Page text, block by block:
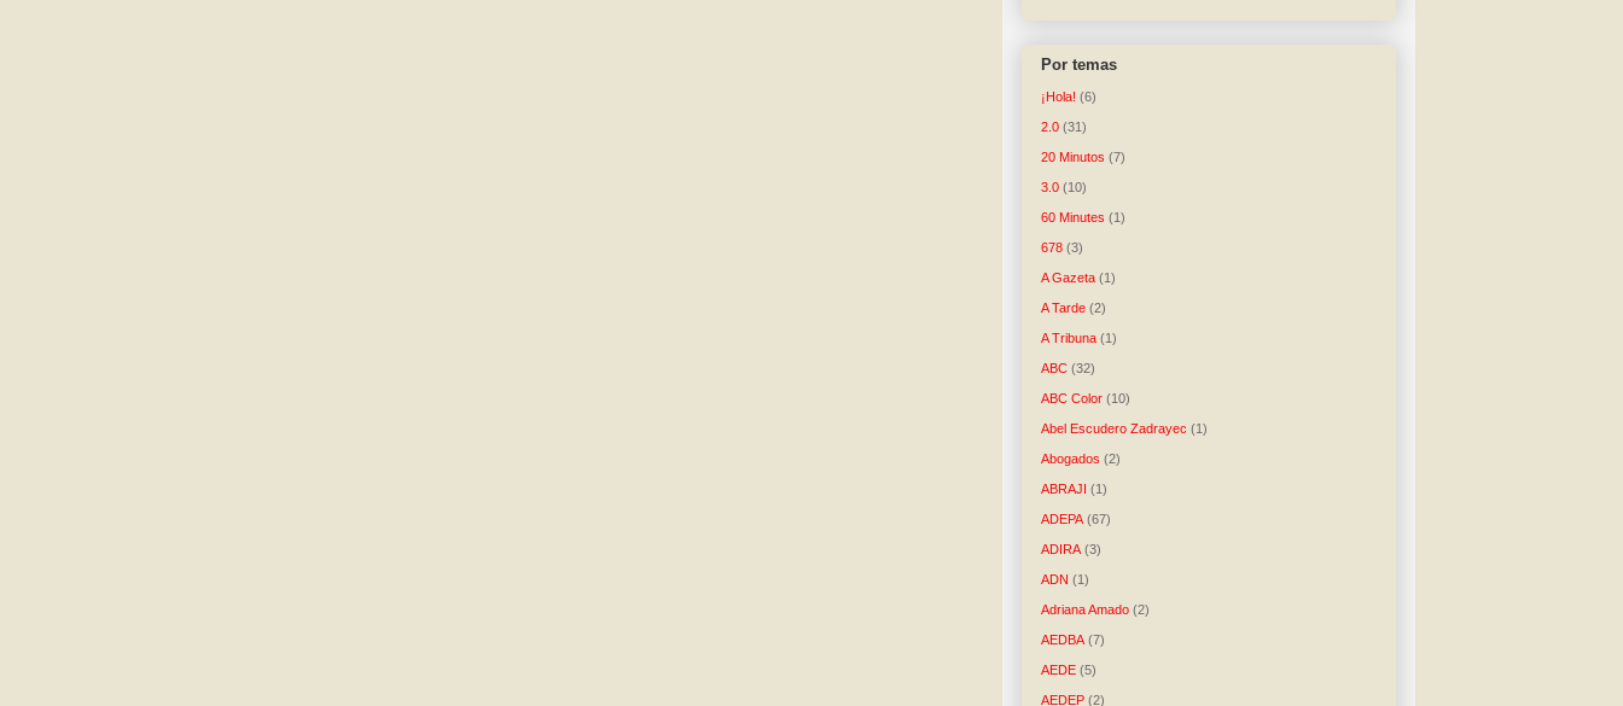
Por temas
¡Hola! (6)
2.0 (31)
20 Minutos (7)
3.0 (10)
60 Minutes (1)
678 (3)
A Gazeta (1)
A Tarde (2)
A Tribuna (1)
ABC (32)
ABC Color (10)
Abel Escudero Zadrayec (1)
Abogados (2)
ABRAJI (1)
ADEPA (67)
ADIRA (3)
ADN (1)
Adriana Amado (2)
AEDBA (7)
AEDE (5)
AEDEP (2)